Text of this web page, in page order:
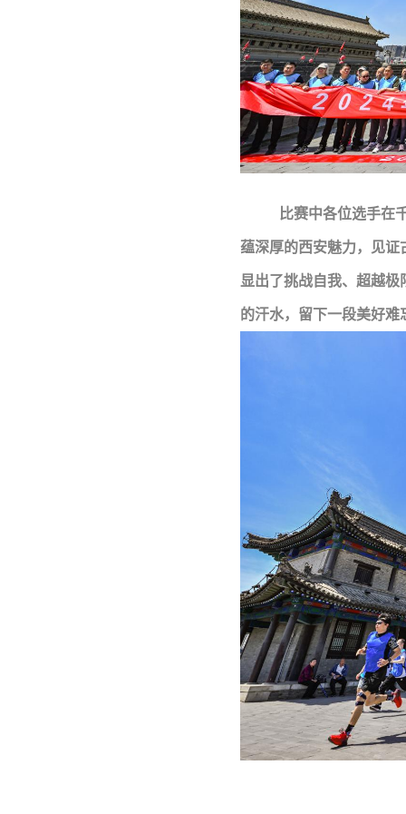
比赛中各位选手在
蕴深厚的西安魅力，见证
显出了挑战自我、超越
的汗水，留下一段美好难